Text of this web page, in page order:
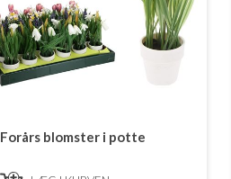
Forårs blomster i potte